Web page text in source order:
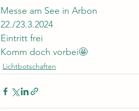
Messe am See in Arbon
22./23.3.2024
Eintritt frei
Komm doch vorbei🤩
Lichtbotschaften